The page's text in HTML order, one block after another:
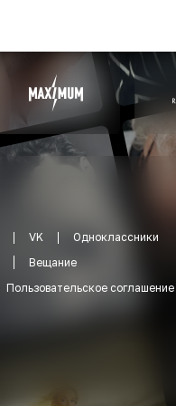
VK
Одноклассники
Вещание
Пользовательское соглашение